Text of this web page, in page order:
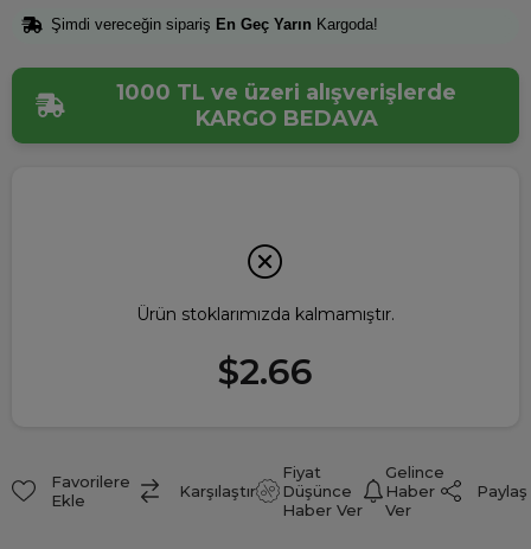
Şimdi vereceğin sipariş En Geç Yarın Kargoda!
1000 TL ve üzeri alışverişlerde
KARGO BEDAVA
Ürün stoklarımızda kalmamıştır.
$2.66
Favorilere
Ekle
Karşılaştır
Fiyat
Düşünce
Haber Ver
Gelince
Haber
Ver
Paylaş